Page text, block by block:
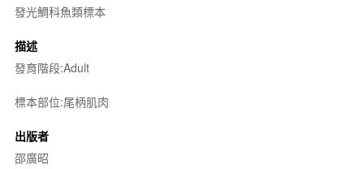
發光鯛科魚類標本
描述
發育階段:Adult
標本部位:尾柄肌肉
出版者
邵廣昭